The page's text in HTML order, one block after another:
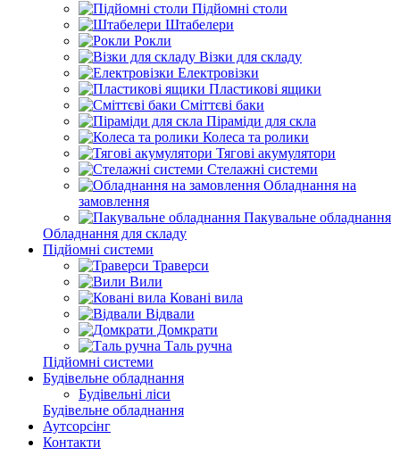
Підйомні столи
Штабелери
Рокли
Візки для складу
Електровізки
Пластикові ящики
Сміттєві баки
Піраміди для скла
Колеса та ролики
Тягові акумулятори
Стелажні системи
Обладнання на
замовлення
Пакувальне обладнання
Обладнання для складу
Підйомні системи
Траверси
Вили
Ковані вила
Відвали
Домкрати
Таль ручна
Підйомні системи
Будівельне обладнання
Будівельні ліси
Будівельне обладнання
Аутсорсінг
Контакти